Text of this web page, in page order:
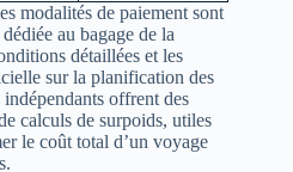
modalités de paiement sont
au bagage de la
détaillées et les
sur la planification des
offrent des
calculs de surpoids, utiles
le coût total d’un voyage